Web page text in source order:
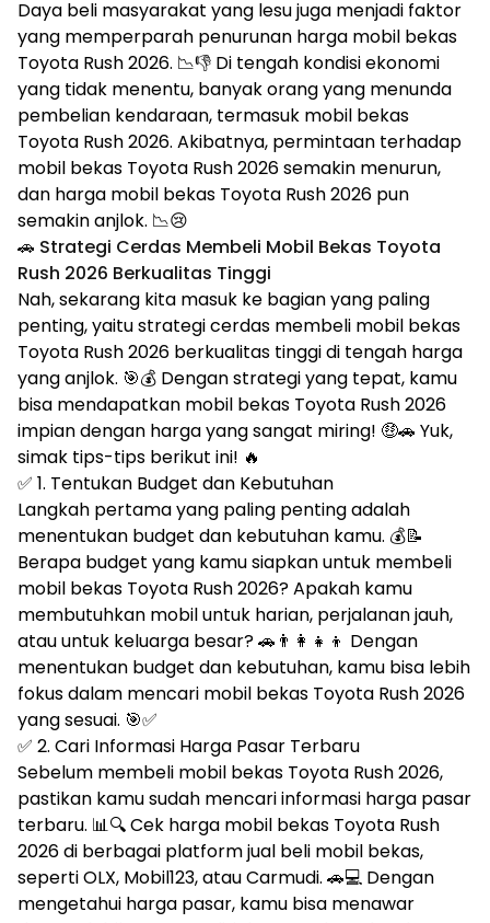
Daya beli masyarakat yang lesu juga menjadi faktor
yang memperparah penurunan harga mobil bekas
Toyota Rush 2026. 📉👎 Di tengah kondisi ekonomi
yang tidak menentu, banyak orang yang menunda
pembelian kendaraan, termasuk mobil bekas
Toyota Rush 2026. Akibatnya, permintaan terhadap
mobil bekas Toyota Rush 2026 semakin menurun,
dan harga mobil bekas Toyota Rush 2026 pun
semakin anjlok. 📉😢
🚗 Strategi Cerdas Membeli Mobil Bekas Toyota
Rush 2026 Berkualitas Tinggi
Nah, sekarang kita masuk ke bagian yang paling
penting, yaitu strategi cerdas membeli mobil bekas
Toyota Rush 2026 berkualitas tinggi di tengah harga
yang anjlok. 🎯💰 Dengan strategi yang tepat, kamu
bisa mendapatkan mobil bekas Toyota Rush 2026
impian dengan harga yang sangat miring! 🤑🚗 Yuk,
simak tips-tips berikut ini! 🔥
✅ 1. Tentukan Budget dan Kebutuhan
Langkah pertama yang paling penting adalah
menentukan budget dan kebutuhan kamu. 💰📝
Berapa budget yang kamu siapkan untuk membeli
mobil bekas Toyota Rush 2026? Apakah kamu
membutuhkan mobil untuk harian, perjalanan jauh,
atau untuk keluarga besar? 🚗👨‍👩‍👧‍👦 Dengan
menentukan budget dan kebutuhan, kamu bisa lebih
fokus dalam mencari mobil bekas Toyota Rush 2026
yang sesuai. 🎯✅
✅ 2. Cari Informasi Harga Pasar Terbaru
Sebelum membeli mobil bekas Toyota Rush 2026,
pastikan kamu sudah mencari informasi harga pasar
terbaru. 📊🔍 Cek harga mobil bekas Toyota Rush
2026 di berbagai platform jual beli mobil bekas,
seperti OLX, Mobil123, atau Carmudi. 🚗💻 Dengan
mengetahui harga pasar, kamu bisa menawar